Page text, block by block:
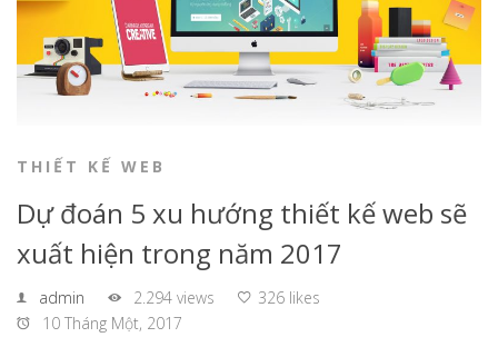
THIẾT KẾ WEB
Dự đoán 5 xu hướng thiết kế web sẽ
xuất hiện trong năm 2017
admin 2.294 views
326 likes
10 Tháng Một, 2017